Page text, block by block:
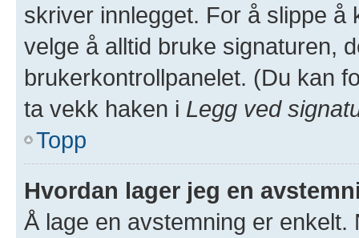
skriver innlegget. For å slippe
velge å alltid bruke signaturen,
brukerkontrollpanelet. (Du kan
ta vekk haken i Legg ved
Topp
Hvordan lager jeg en
Å lage en avstemning er